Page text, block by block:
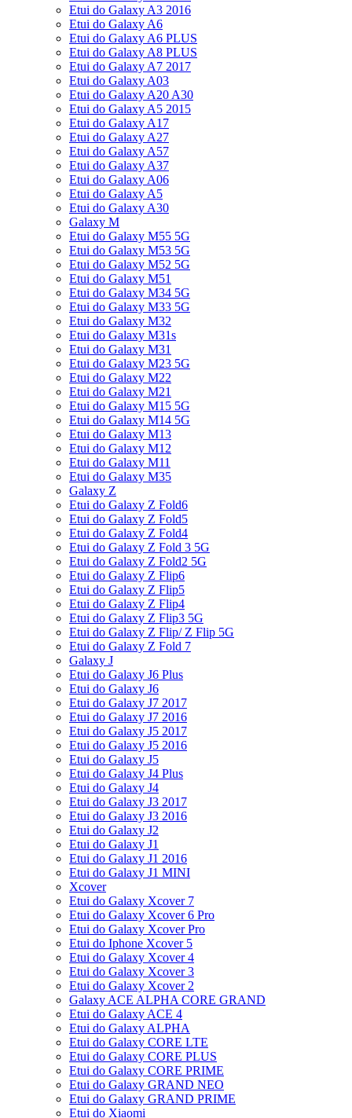
Etui do Galaxy A3 2016
Etui do Galaxy A6
Etui do Galaxy A6 PLUS
Etui do Galaxy A8 PLUS
Etui do Galaxy A7 2017
Etui do Galaxy A03
Etui do Galaxy A20 A30
Etui do Galaxy A5 2015
Etui do Galaxy A17
Etui do Galaxy A27
Etui do Galaxy A57
Etui do Galaxy A37
Etui do Galaxy A06
Etui do Galaxy A5
Etui do Galaxy A30
Galaxy M
Etui do Galaxy M55 5G
Etui do Galaxy M53 5G
Etui do Galaxy M52 5G
Etui do Galaxy M51
Etui do Galaxy M34 5G
Etui do Galaxy M33 5G
Etui do Galaxy M32
Etui do Galaxy M31s
Etui do Galaxy M31
Etui do Galaxy M23 5G
Etui do Galaxy M22
Etui do Galaxy M21
Etui do Galaxy M15 5G
Etui do Galaxy M14 5G
Etui do Galaxy M13
Etui do Galaxy M12
Etui do Galaxy M11
Etui do Galaxy M35
Galaxy Z
Etui do Galaxy Z Fold6
Etui do Galaxy Z Fold5
Etui do Galaxy Z Fold4
Etui do Galaxy Z Fold 3 5G
Etui do Galaxy Z Fold2 5G
Etui do Galaxy Z Flip6
Etui do Galaxy Z Flip5
Etui do Galaxy Z Flip4
Etui do Galaxy Z Flip3 5G
Etui do Galaxy Z Flip/ Z Flip 5G
Etui do Galaxy Z Fold 7
Galaxy J
Etui do Galaxy J6 Plus
Etui do Galaxy J6
Etui do Galaxy J7 2017
Etui do Galaxy J7 2016
Etui do Galaxy J5 2017
Etui do Galaxy J5 2016
Etui do Galaxy J5
Etui do Galaxy J4 Plus
Etui do Galaxy J4
Etui do Galaxy J3 2017
Etui do Galaxy J3 2016
Etui do Galaxy J2
Etui do Galaxy J1
Etui do Galaxy J1 2016
Etui do Galaxy J1 MINI
Xcover
Etui do Galaxy Xcover 7
Etui do Galaxy Xcover 6 Pro
Etui do Galaxy Xcover Pro
Etui do Iphone Xcover 5
Etui do Galaxy Xcover 4
Etui do Galaxy Xcover 3
Etui do Galaxy Xcover 2
Galaxy ACE ALPHA CORE GRAND
Etui do Galaxy ACE 4
Etui do Galaxy ALPHA
Etui do Galaxy CORE LTE
Etui do Galaxy CORE PLUS
Etui do Galaxy CORE PRIME
Etui do Galaxy GRAND NEO
Etui do Galaxy GRAND PRIME
Etui do Xiaomi